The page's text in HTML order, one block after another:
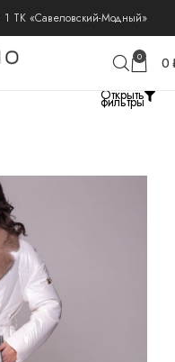
ТК «Савеловский-Модный»
0 0
Открыть
фильтры